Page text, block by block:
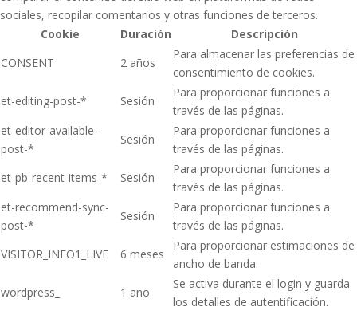
sociales, recopilar comentarios y otras funciones de terceros.
Cookie
Duración
Descripción
CONSENT
2 años
Para almacenar las preferencias de
consentimiento de cookies.
et-editing-post-*
Sesión
Para proporcionar funciones a
través de las páginas.
et-editor-available-
post-*
Sesión
Para proporcionar funciones a
través de las páginas.
et-pb-recent-items-*
Sesión
Para proporcionar funciones a
través de las páginas.
et-recommend-sync-
post-*
Sesión
Para proporcionar funciones a
través de las páginas.
VISITOR_INFO1_LIVE
6 meses
Para proporcionar estimaciones de
ancho de banda.
wordpress_
1 año
Se activa durante el login y guarda
los detalles de autentificación.